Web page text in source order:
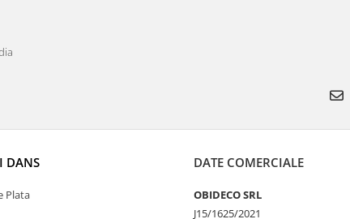
DANS
Plata
DATE COMERCIALE
OBIDECO SRL
J15/1625/2021